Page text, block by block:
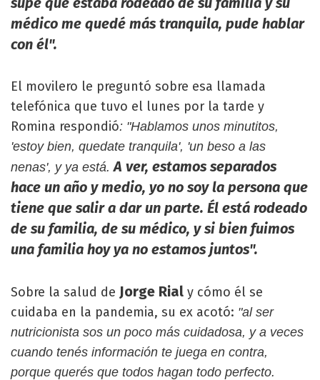
médico me quedé más tranquila, pude hablar
con él".
El movilero le preguntó sobre esa llamada
telefónica que tuvo el lunes por la tarde y
Romina respondió: "Hablamos unos minutitos,
'estoy bien, quedate tranquila', 'un beso a las
nenas', y ya está.A ver, estamos separados
hace un año y medio, yo no soy la persona que
tiene que salir a dar un parte. Él está rodeado
de su familia, de su médico, y si bien fuimos
una familia hoy ya no estamos juntos".
Sobre la salud de Jorge Rial y cómo él se
cuidaba en la pandemia, su ex acotó: "al ser
nutricionista sos un poco más cuidadosa, y a veces
cuando tenés información te juega en contra,
porque querés que todos hagan todo perfecto.